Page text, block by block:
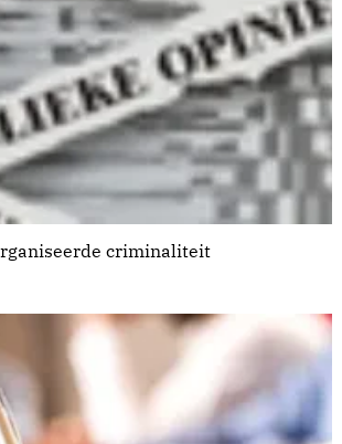
criminaliteit